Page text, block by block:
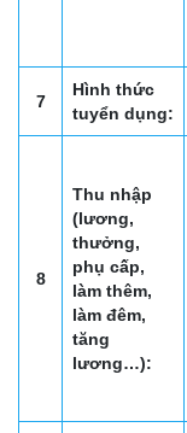
7
Hình thức
tuyển dụng:
8
Thu nhập
(lương,
thưởng,
phụ cấp,
làm thêm,
làm đêm,
tăng
lương…):